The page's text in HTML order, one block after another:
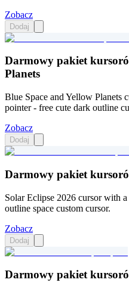
Zobacz
Dodaj
Darmowy pakiet
Planets
Blue Space and Yellow Planets
pointer - free cute dark outline
Zobacz
Dodaj
Darmowy pakiet
Solar Eclipse 2026 cursor with
outline space custom cursor.
Zobacz
Dodaj
Darmowy pakiet